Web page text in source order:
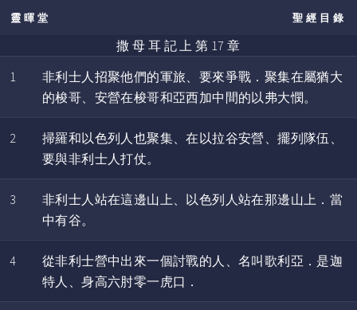
靈暉堂 聖經目錄
撒 母 耳 記 上 第 17 章
1
非利士人招聚他們的軍旅、要來爭戰．聚集在屬猶大
的梭哥、安營在梭哥和亞西加中間的以弗大憫。
2
掃羅和以色列人也聚集、在以拉谷安營、擺列隊伍、
要與非利士人打仗。
3
非利士人站在這邊山上、以色列人站在那邊山上．當
中有谷。
4
從非利士營中出來一個討戰的人、名叫歌利亞．是迦
特人、身高六肘零一虎口．